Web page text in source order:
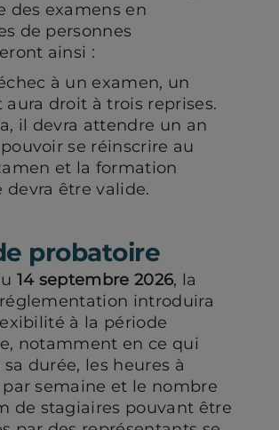
des examens en
de personnes
ainsi :
à un examen, un
aura droit à trois reprises.
il devra attendre un an
se réinscrire au
et la formation
être valide.
probatoire
14 septembre 2026, la
introduira
à la période
notamment en ce qui
durée, les heures à
semaine et le nombre
de stagiaires pouvant être